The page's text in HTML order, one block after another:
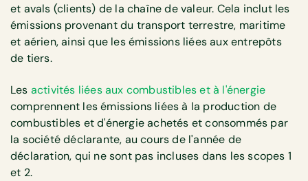
et avals (clients) de la chaîne de valeur. Cela inclut les
émissions provenant du transport terrestre, maritime
et aérien, ainsi que les émissions liées aux entrepôts
de tiers.
Les activités liées aux combustibles et à l'énergie
comprennent les émissions liées à la production de
combustibles et d'énergie achetés et consommés par
la société déclarante, au cours de l'année de
déclaration, qui ne sont pas incluses dans les scopes 1
et 2.